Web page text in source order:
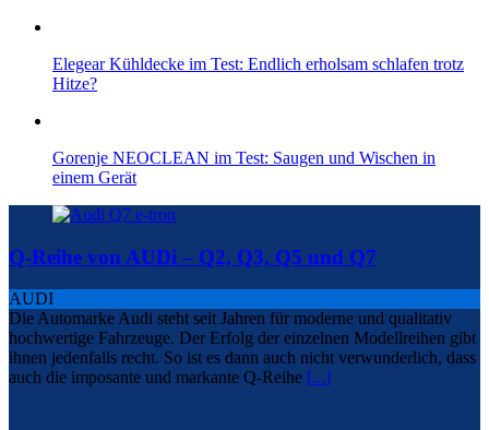
Elegear Kühldecke im Test: Endlich erholsam schlafen trotz
Hitze?
Gorenje NEOCLEAN im Test: Saugen und Wischen in
einem Gerät
Q-Reihe von AUDi – Q2, Q3, Q5 und Q7
AUDI
Die Automarke Audi steht seit Jahren für moderne und qualitativ
hochwertige Fahrzeuge. Der Erfolg der einzelnen Modellreihen gibt
ihnen jedenfalls recht. So ist es dann auch nicht verwunderlich, dass
auch die imposante und markante Q-Reihe [...]